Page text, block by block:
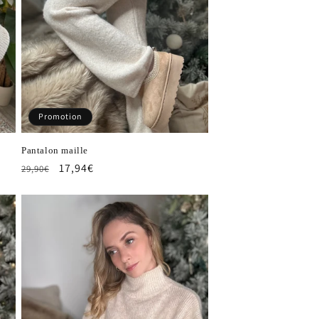
Promotion
Pantalon maille
Prix
29,90€
Prix
17,94€